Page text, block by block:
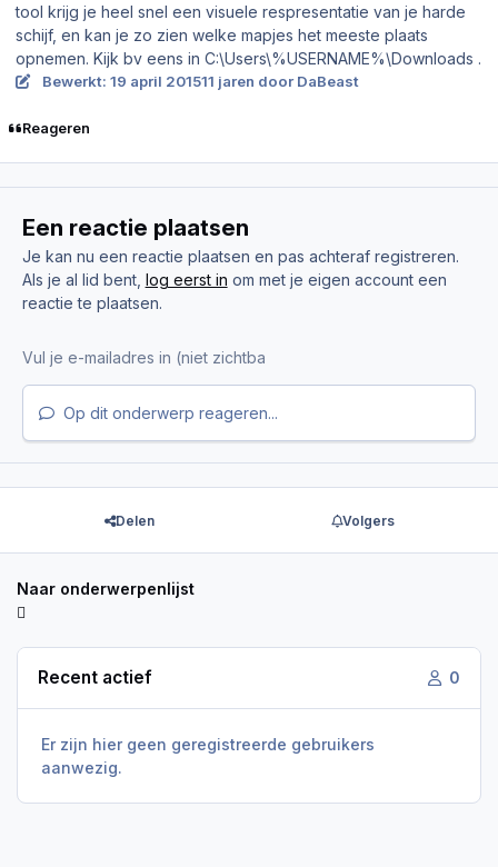
tool krijg je heel snel een visuele respresentatie van je harde
schijf, en kan je zo zien welke mapjes het meeste plaats
opnemen. Kijk bv eens in C:\Users\%USERNAME%\Downloads .
Bewerkt: 19 april 201511 jaren door DaBeast
Reageren
Een reactie plaatsen
Je kan nu een reactie plaatsen en pas achteraf registreren.
Als je al lid bent, log eerst in om met je eigen account een
reactie te plaatsen.
Op dit onderwerp reageren...
Delen Volgers
Naar onderwerpenlijst
Recent actief 0
Er zijn hier geen geregistreerde gebruikers
aanwezig.